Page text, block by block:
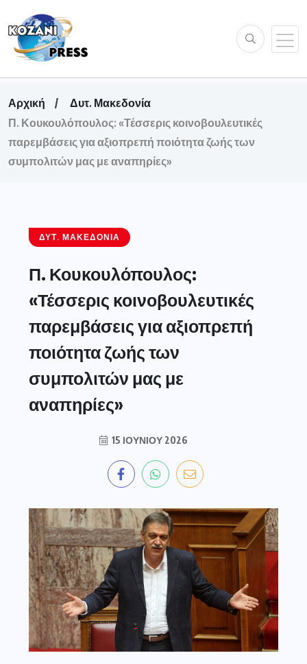
Αρχική
Δυτ. Μακεδονία
Π. Κουκουλόπουλος: «Τέσσερις κοινοβουλευτικές
παρεμβάσεις για αξιοπρεπή ποιότητα ζωής των
συμπολιτών μας με αναπηρίες»
ΔΥΤ. ΜΑΚΕΔΟΝΊΑ
Π. Κουκουλόπουλος:
«Τέσσερις κοινοβουλευτικές
παρεμβάσεις για αξιοπρεπή
ποιότητα ζωής των
συμπολιτών μας με
αναπηρίες»
15 ΙΟΥΝΊΟΥ 2026